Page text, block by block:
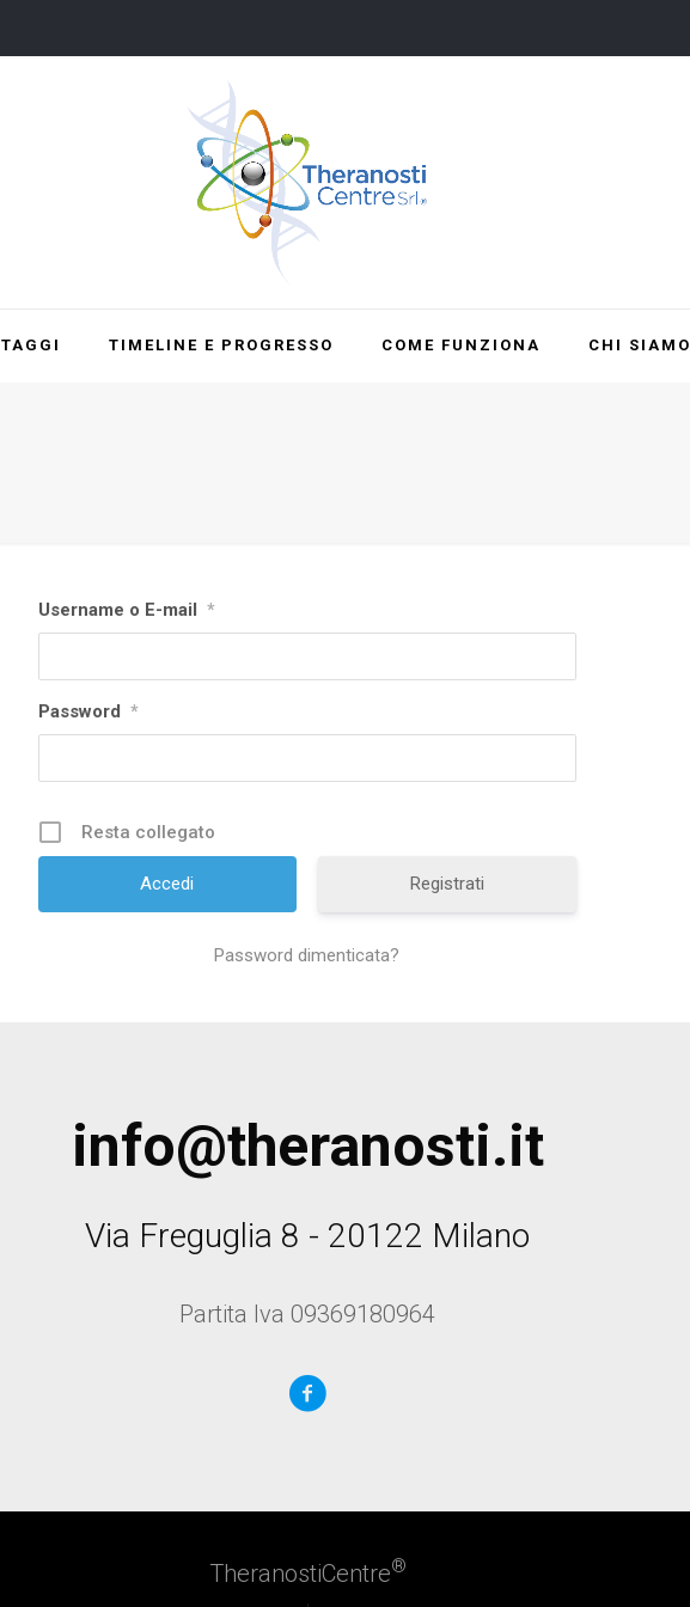
TIMELINE E PROGRESSO COME FUNZIONA CHI SIAMO
Username o E-mail *
Password *
Resta collegato
Registrati
Password dimenticata?
info@theranosti.it
Via Freguglia 8 - 20122 Milano
Partita Iva 09369180964
TheranostiCentre®